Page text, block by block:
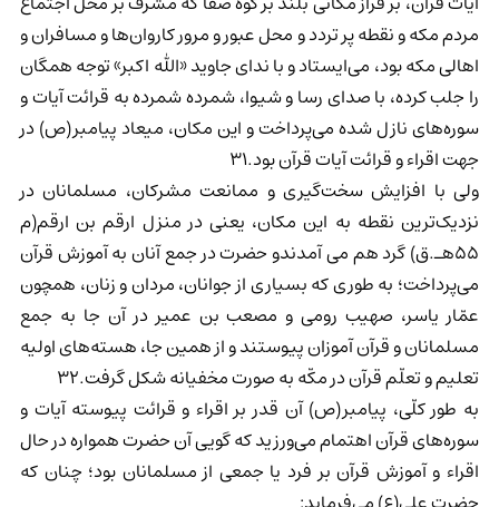
مردم مکه و نقطه پر تردد و محل عبور و مرور کاروان‌ها و مسافران و
اهالی مکه بود، می‌ایستاد و با ندای جاوید «الله اکبر» توجه همگان
را جلب کرده، با صدای رسا و شیوا، شمرده شمرده به قرائت آیات و
سوره‌های نازل شده می‌پرداخت و این مکان، میعاد پیامبر(ص) در
جهت اقراء و قرائت آیات قرآن بود.31
ولی با افزایش سخت‌گیری و ممانعت مشرکان، مسلمانان در
نزدیک‌ترین نقطه به این مکان، یعنی در منزل ارقم بن ارقم(م
55هـ.ق) گرد هم می آمدندو حضرت در جمع آنان به آموزش قرآن
می‌پرداخت؛ به طوری که بسیاری از جوانان، مردان و زنان، همچون
عمّار یاسر، صهیب رومی و مصعب بن عمیر در آن جا به جمع
مسلمانان و قرآن آموزان پیوستند و از همین جا، هسته‌های اولیه
تعلیم و تعلّم قرآن در مکّه به صورت مخفیانه شکل گرفت.32
به طور کلّی، پیامبر(ص) آن قدر بر اقراء و قرائت پیوسته آیات و
سوره‌های قرآن اهتمام می‌ورزید که گویی آن حضرت همواره در حال
اقراء و آموزش قرآن بر فرد یا جمعی از مسلمانان بود؛ چنان که